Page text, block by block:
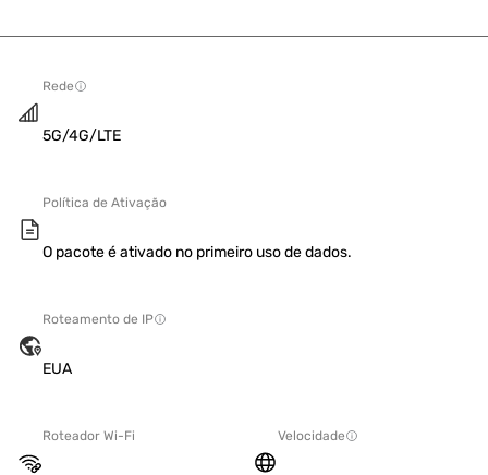
Rede
5G/4G/LTE
Política de Ativação
O pacote é ativado no primeiro uso de dados.
Roteamento de IP
EUA
Roteador Wi-Fi Velocidade